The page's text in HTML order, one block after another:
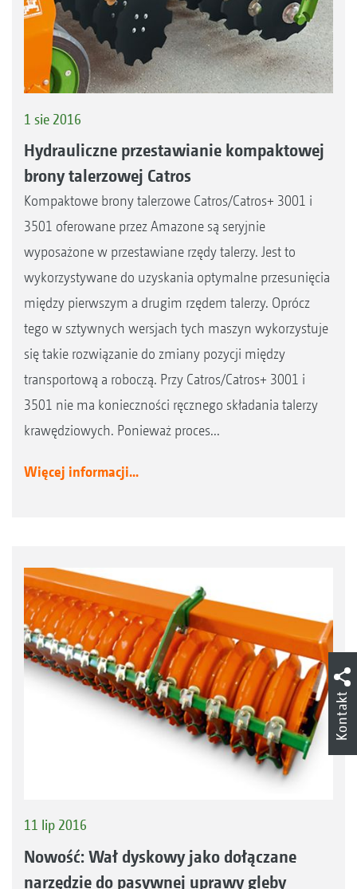
1 sie 2016
Hydrauliczne przestawianie kompaktowej
brony talerzowej Catros
Kompaktowe brony talerzowe Catros/Catros+ 3001 i
3501 oferowane przez Amazone są seryjnie
wyposażone w przestawiane rzędy talerzy. Jest to
wykorzystywane do uzyskania optymalne przesunięcia
między pierwszym a drugim rzędem talerzy. Oprócz
tego w sztywnych wersjach tych maszyn wykorzystuje
się takie rozwiązanie do zmiany pozycji między
transportową a roboczą. Przy Catros/Catros+ 3001 i
3501 nie ma konieczności ręcznego składania talerzy
krawędziowych. Ponieważ proces...
Więcej informacji...
11 lip 2016
Nowość: Wał dyskowy jako dołączane
narzędzie do pasywnej uprawy gleby
Kontakt